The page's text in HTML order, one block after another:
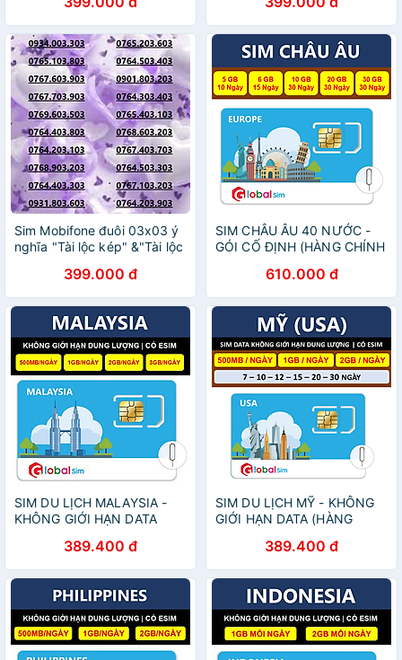
KÍCH HOẠT, PHẢI ĐĂNG KÝ
CHÍNH CHỦ).- HÀNG CHÍNH
CHỦ
chóng (CHƯA KÍCH HOẠT,
PHẢI ĐĂNG KÝ CHÍNH CHỦ
)-HÀNG CHÍNH HÃNG
Sim Mobifone đuôi 03x03 ý
nghĩa "Tài lộc kép" &"Tài lộc
CHƯA KÍCH HOẠT, PHẢI ĐK
CHÍNH CHỦ]- HÀNG CHÍNH
HÃNG
399.000 đ
SIM CHÂU ÂU 40 NƯỚC -
GÓI CỐ ĐỊNH (HÀNG CHÍNH
610.000 đ
SIM DU LỊCH MALAYSIA -
KHÔNG GIỚI HẠN DATA
389.400 đ
SIM DU LỊCH MỸ - KHÔNG
GIỚI HẠN DATA (HÀNG
389.400 đ